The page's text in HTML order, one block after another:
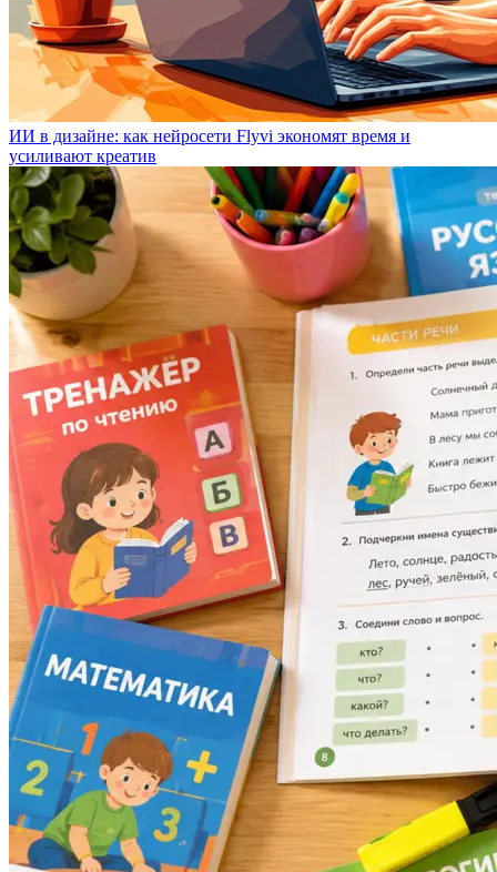
ИИ в дизайне: как нейросети Flyvi экономят время и
усиливают креатив